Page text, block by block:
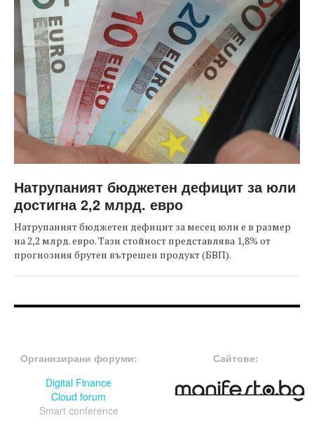
Натрупаният бюджетен дефицит за юли
достигна 2,2 млрд. евро
Натрупаният бюджетен дефицит за месец юли е в размер
на 2,2 млрд. евро. Тази стойност представлява 1,8% от
прогнозния брутен вътрешен продукт (БВП).
Организирани форуми:
Digital Finance
Cloud forum
Smart conference
Сайтове: